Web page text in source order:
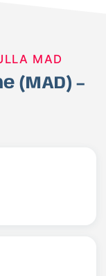
MAD
(MAD) –